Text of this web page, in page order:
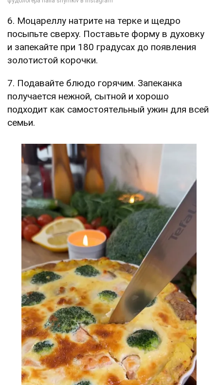
6. Моцареллу натрите на терке и щедро
посыпьте сверху. Поставьте форму в духовку
и запекайте при 180 градусах до появления
золотистой корочки.
7. Подавайте блюдо горячим. Запеканка
получается нежной, сытной и хорошо
подходит как самостоятельный ужин для всей
семьи.